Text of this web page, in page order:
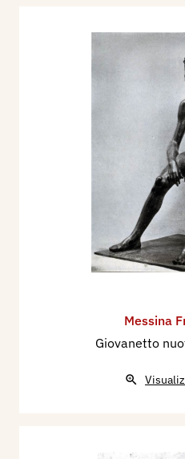
Messina
Giovanetto